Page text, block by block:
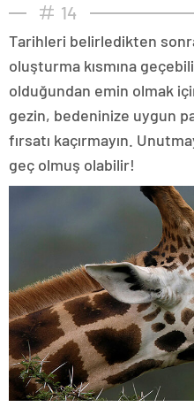
14
Tarihleri belirledikten
oluşturma kısmına
olduğundan emin olmak
gezin, bedeninize uygun
fırsatı kaçırmayın.
geç olmuş olabilir!